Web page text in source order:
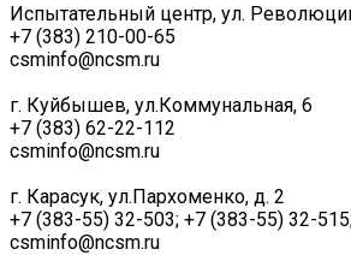
Испытательный центр, ул.
+7 (383) 210-00-65
csminfo@ncsm.ru
г. Куйбышев, ул.Коммунальная, 6
+7 (383) 62-22-112
csminfo@ncsm.ru
г. Карасук, ул.Пархоменко, д. 2
+7 (383-55) 32-503; +7 (383-55) 32-
csminfo@ncsm.ru